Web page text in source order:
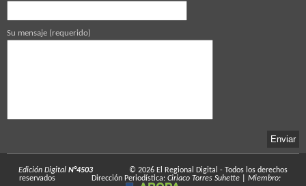
Su mensaje (requerido)
Edición Digital N°4503 © 2026 El Regional Digital - Todos los derechos
reservados
Dirección Periodística: Ciriaco Torres Suhette Miembro: